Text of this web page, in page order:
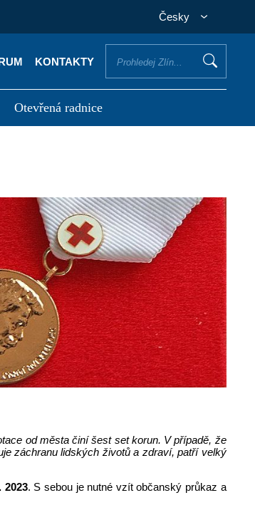
Česky
KONTAKTY
Otevřená radnice
od města činí šest set korun. V případě, že
záchranu lidských životů a zdraví, patří velký
. S sebou je nutné vzít občanský průkaz a